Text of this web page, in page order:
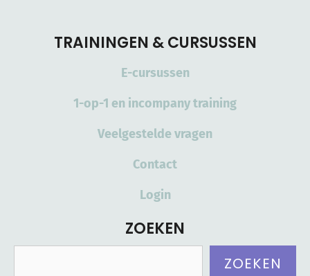
TRAININGEN & CURSUSSEN
E-cursussen
1-op-1 en incompany training
Veelgestelde vragen
Contact
Login
ZOEKEN
ZOEKEN